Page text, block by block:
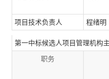
项目技术负责人 程绪明
第一中标候选人项目管理机构
职务